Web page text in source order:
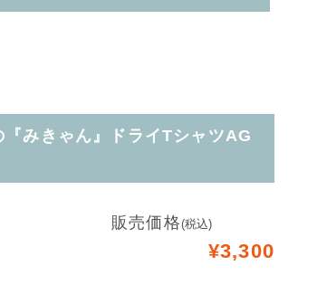
みきゃん』ドライTシャツAG
販売価格(税込)
¥3,300